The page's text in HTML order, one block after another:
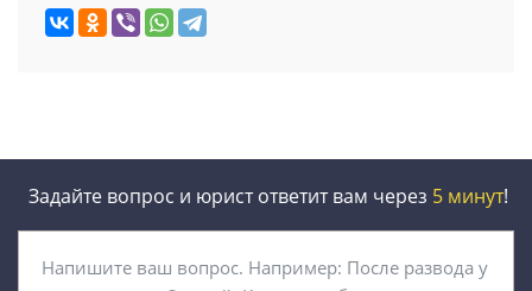
Задайте вопрос и юрист ответит вам через 5 минут!